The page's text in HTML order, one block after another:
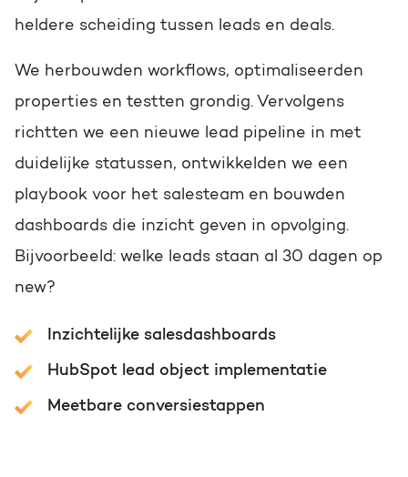
heldere scheiding tussen leads en deals.
We herbouwden workflows, optimaliseerden
properties en testten grondig. Vervolgens
richtten we een nieuwe lead pipeline in met
duidelijke statussen, ontwikkelden we een
playbook voor het salesteam en bouwden
dashboards die inzicht geven in opvolging.
Bijvoorbeeld: welke leads staan al 30 dagen op
new?
Inzichtelijke salesdashboards
HubSpot lead object implementatie
Meetbare conversiestappen